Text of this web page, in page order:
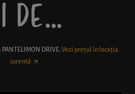
DE…
PANTELIMON DRIVE. Vezi prețul în locația
curentă